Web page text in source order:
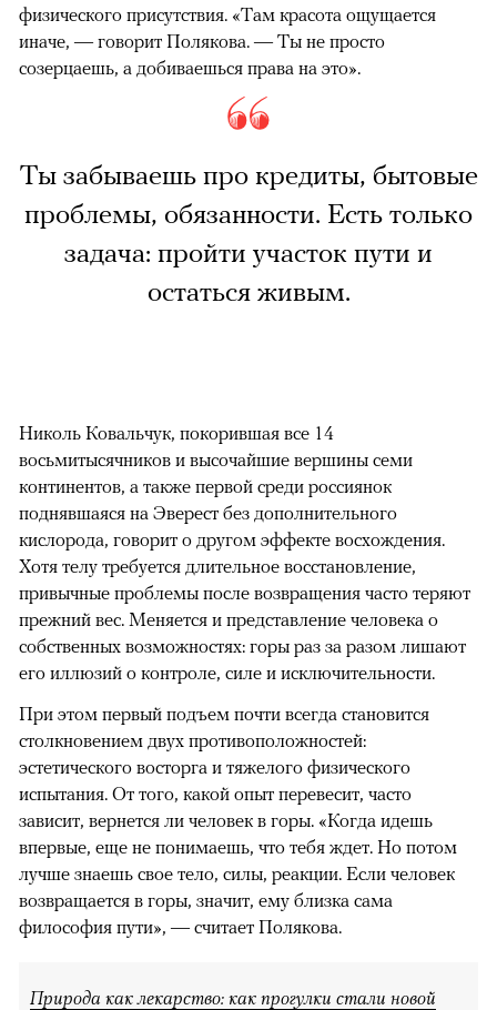
физического присутствия. «Там красота ощущается
иначе, — говорит Полякова. — Ты не просто
созерцаешь, а добиваешься права на это».
Ты забываешь про кредиты, бытовые
проблемы, обязанности. Есть только
задача: пройти участок пути и
остаться живым.
Николь Ковальчук, покорившая все 14
восьмитысячников и высочайшие вершины семи
континентов, а также первой среди россиянок
поднявшаяся на Эверест без дополнительного
кислорода, говорит о другом эффекте восхождения.
Хотя телу требуется длительное восстановление,
привычные проблемы после возвращения часто теряют
прежний вес. Меняется и представление человека о
собственных возможностях: горы раз за разом лишают
его иллюзий о контроле, силе и исключительности.
При этом первый подъем почти всегда становится
столкновением двух противоположностей:
эстетического восторга и тяжелого физического
испытания. От того, какой опыт перевесит, часто
зависит, вернется ли человек в горы. «Когда идешь
впервые, еще не понимаешь, что тебя ждет. Но потом
лучше знаешь свое тело, силы, реакции. Если человек
возвращается в горы, значит, ему близка сама
философия пути», — считает Полякова.
Природа как лекарство: как прогулки стали новой